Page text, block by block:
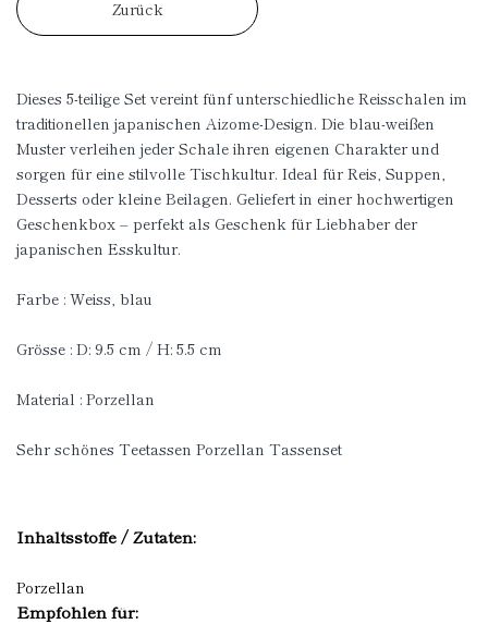
Zurück
Dieses 5-teilige Set vereint fünf unterschiedliche Reisschalen im
traditionellen japanischen Aizome-Design. Die blau-weißen
Muster verleihen jeder Schale ihren eigenen Charakter und
sorgen für eine stilvolle Tischkultur. Ideal für Reis, Suppen,
Desserts oder kleine Beilagen. Geliefert in einer hochwertigen
Geschenkbox – perfekt als Geschenk für Liebhaber der
japanischen Esskultur.
Farbe : Weiss, blau
Grösse : D: 9.5 cm / H: 5.5 cm
Material : Porzellan
Sehr schönes Teetassen Porzellan Tassenset
Inhaltsstoffe / Zutaten:
Porzellan
Empfohlen für: